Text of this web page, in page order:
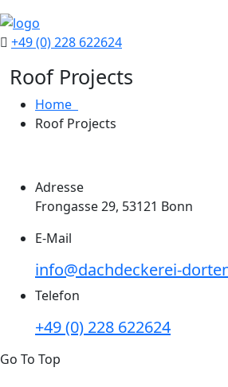
+49 (0) 228 622624
Roof Projects
Home
Roof Projects
Adresse
Frongasse 29, 53121 Bonn
E-Mail
info@dachdeckerei-
Telefon
+49 (0) 228 622624
Go To Top